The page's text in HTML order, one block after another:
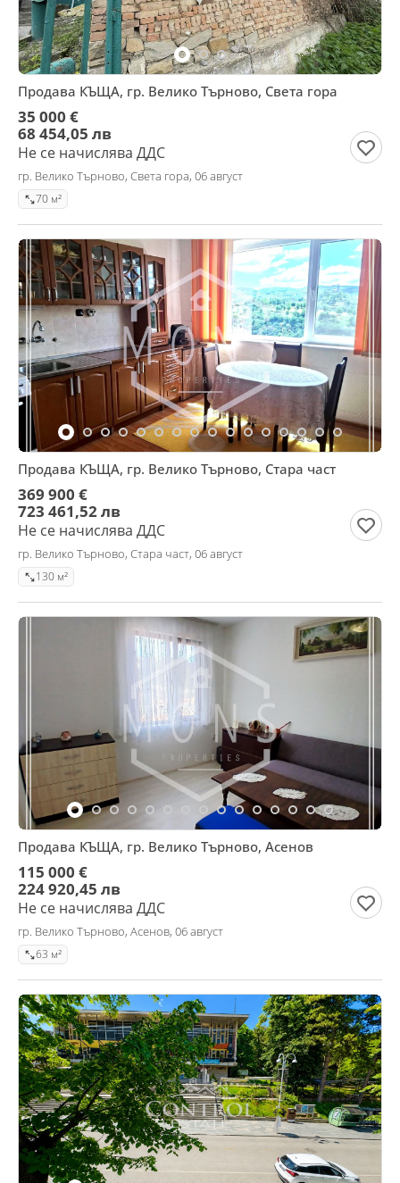
Продава КЪЩА, гр. Велико Търново, Света гора
35 000 €
68 454,05 лв
Не се начислява ДДС
гр. Велико Търново, Света гора, 06 август
70 м²
Продава КЪЩА, гр. Велико Търново, Стара част
369 900 €
723 461,52 лв
Не се начислява ДДС
гр. Велико Търново, Стара част, 06 август
130 м²
Продава КЪЩА, гр. Велико Търново, Асенов
115 000 €
224 920,45 лв
Не се начислява ДДС
гр. Велико Търново, Асенов, 06 август
63 м²